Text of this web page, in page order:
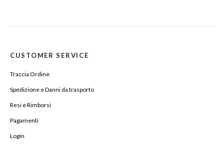
CUSTOMER SERVICE
Traccia Ordine
Spedizione e Danni da trasporto
Resi e Rimborsi
Pagamenti
Login